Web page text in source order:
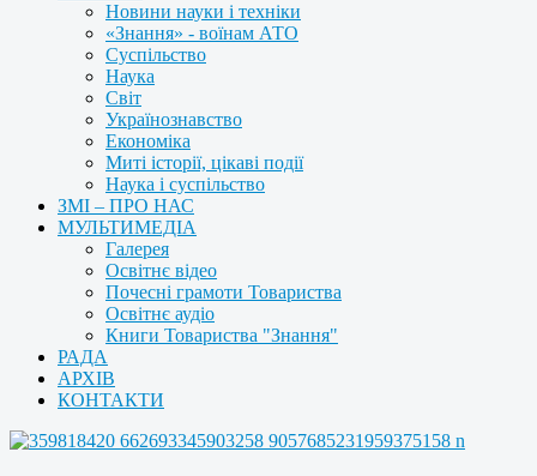
Новини науки і техніки
«Знання» - воїнам АТО
Суспільство
Наука
Світ
Українознавство
Економіка
Миті історії, цікаві події
Наука і суспільство
ЗМІ – ПРО НАС
МУЛЬТИМЕДІА
Галерея
Освітнє відео
Почесні грамоти Товариства
Освітнє аудіо
Книги Товариства "Знання"
РАДА
АРХІВ
КОНТАКТИ